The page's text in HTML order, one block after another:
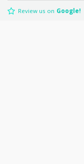
Review us on Google!